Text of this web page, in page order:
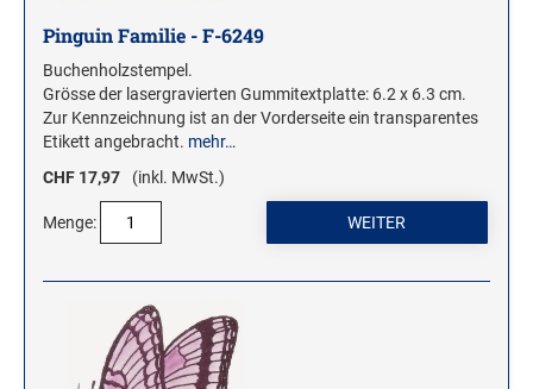
Pinguin Familie - F-6249
Buchenholzstempel.
Grösse der lasergravierten Gummitextplatte: 6.2 x 6.3 cm.
Zur Kennzeichnung ist an der Vorderseite ein transparentes
Etikett angebracht. mehr…
CHF 17,97
(inkl. MwSt.)
Menge: